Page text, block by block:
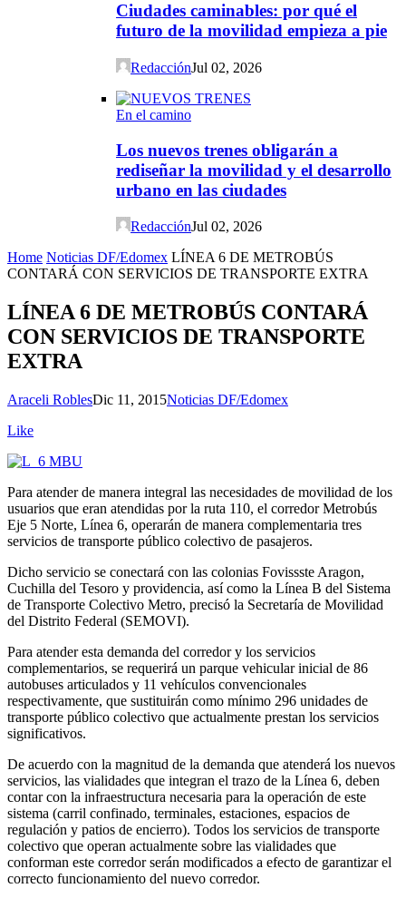
Ciudades caminables: por qué el
futuro de la movilidad empieza a pie
RedacciónJul 02, 2026
En el camino
Los nuevos trenes obligarán a
rediseñar la movilidad y el desarrollo
urbano en las ciudades
RedacciónJul 02, 2026
Home Noticias DF/Edomex LÍNEA 6 DE METROBÚS
CONTARÁ CON SERVICIOS DE TRANSPORTE EXTRA
LÍNEA 6 DE METROBÚS CONTARÁ
CON SERVICIOS DE TRANSPORTE
EXTRA
Araceli RoblesDic 11, 2015Noticias DF/Edomex
Like
Para atender de manera integral las necesidades de movilidad de los
usuarios que eran atendidas por la ruta 110, el corredor Metrobús
Eje 5 Norte, Línea 6, operarán de manera complementaria tres
servicios de transporte público colectivo de pasajeros.
Dicho servicio se conectará con las colonias Fovissste Aragon,
Cuchilla del Tesoro y providencia, así como la Línea B del Sistema
de Transporte Colectivo Metro, precisó la Secretaría de Movilidad
del Distrito Federal (SEMOVI).
Para atender esta demanda del corredor y los servicios
complementarios, se requerirá un parque vehicular inicial de 86
autobuses articulados y 11 vehículos convencionales
respectivamente, que sustituirán como mínimo 296 unidades de
transporte público colectivo que actualmente prestan los servicios
significativos.
De acuerdo con la magnitud de la demanda que atenderá los nuevos
servicios, las vialidades que integran el trazo de la Línea 6, deben
contar con la infraestructura necesaria para la operación de este
sistema (carril confinado, terminales, estaciones, espacios de
regulación y patios de encierro). Todos los servicios de transporte
colectivo que operan actualmente sobre las vialidades que
conforman este corredor serán modificados a efecto de garantizar el
correcto funcionamiento del nuevo corredor.